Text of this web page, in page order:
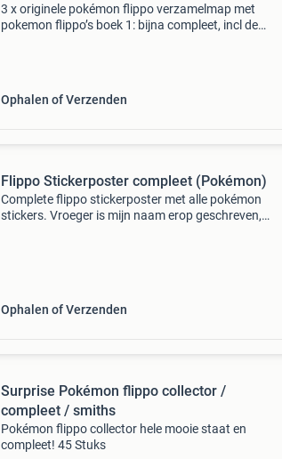
3 x originele pokémon flippo verzamelmap met
pokemon flippo’s boek 1: bijna compleet, incl de
Ophalen of Verzenden
Flippo Stickerposter compleet (Pokémon)
Complete flippo stickerposter met alle pokémon
stickers. Vroeger is mijn naam erop geschreven,
Ophalen of Verzenden
Surprise Pokémon flippo collector /
compleet / smiths
Pokémon flippo collector hele mooie staat en
compleet! 45 Stuks